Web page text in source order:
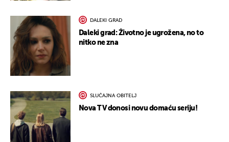
DALEKI GRAD
Daleki grad: Životno je ugrožena, no to
nitko ne zna
SLUČAJNA OBITELJ
Nova TV donosi novu domaću seriju!